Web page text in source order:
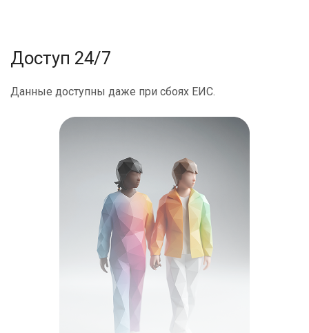
Доступ 24/7
Данные доступны даже при сбоях ЕИС.